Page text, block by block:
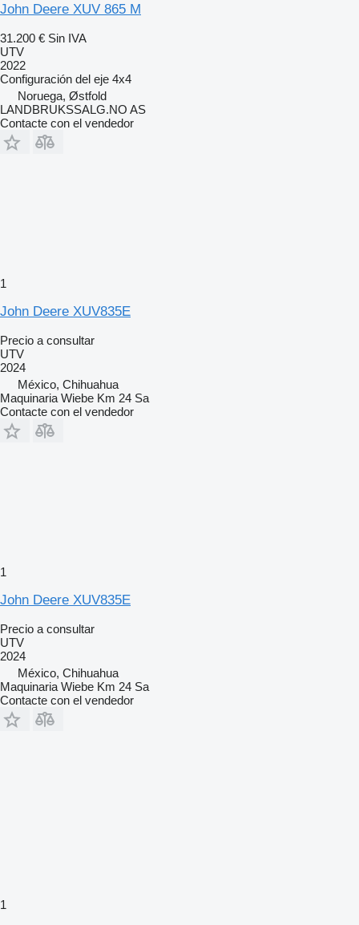
John Deere XUV 865 M
31.200 € Sin IVA
UTV
2022
Configuración del eje 4x4
Noruega, Østfold
LANDBRUKSSALG.NO AS
Contacte con el vendedor
1
John Deere XUV835E
Precio a consultar
UTV
2024
México, Chihuahua
Maquinaria Wiebe Km 24 Sa
Contacte con el vendedor
1
John Deere XUV835E
Precio a consultar
UTV
2024
México, Chihuahua
Maquinaria Wiebe Km 24 Sa
Contacte con el vendedor
1